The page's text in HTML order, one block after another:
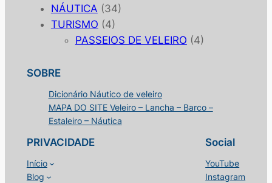
NÁUTICA (34)
TURISMO (4)
PASSEIOS DE VELEIRO (4)
SOBRE
Dicionário Náutico de veleiro
MAPA DO SITE Veleiro – Lancha – Barco –
Estaleiro – Náutica
PRIVACIDADE
Início
Blog
Social
YouTube
Instagram